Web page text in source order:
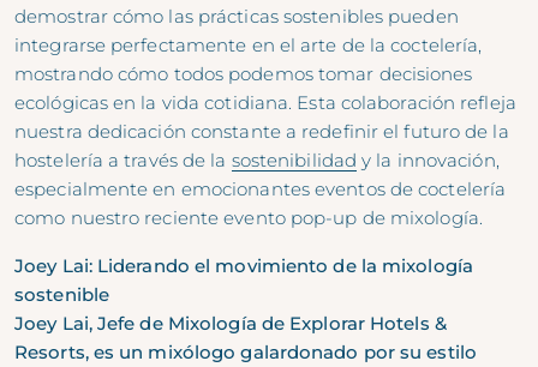
demostrar cómo las prácticas sostenibles pueden
integrarse perfectamente en el arte de la coctelería,
mostrando cómo todos podemos tomar decisiones
ecológicas en la vida cotidiana. Esta colaboración refleja
nuestra dedicación constante a redefinir el futuro de la
hostelería a través de la sostenibilidad y la innovación,
especialmente en emocionantes eventos de coctelería
como nuestro reciente evento pop-up de mixología.
Joey Lai: Liderando el movimiento de la mixología
sostenible
Joey Lai, Jefe de Mixología de Explorar Hotels &
Resorts, es un mixólogo galardonado por su estilo